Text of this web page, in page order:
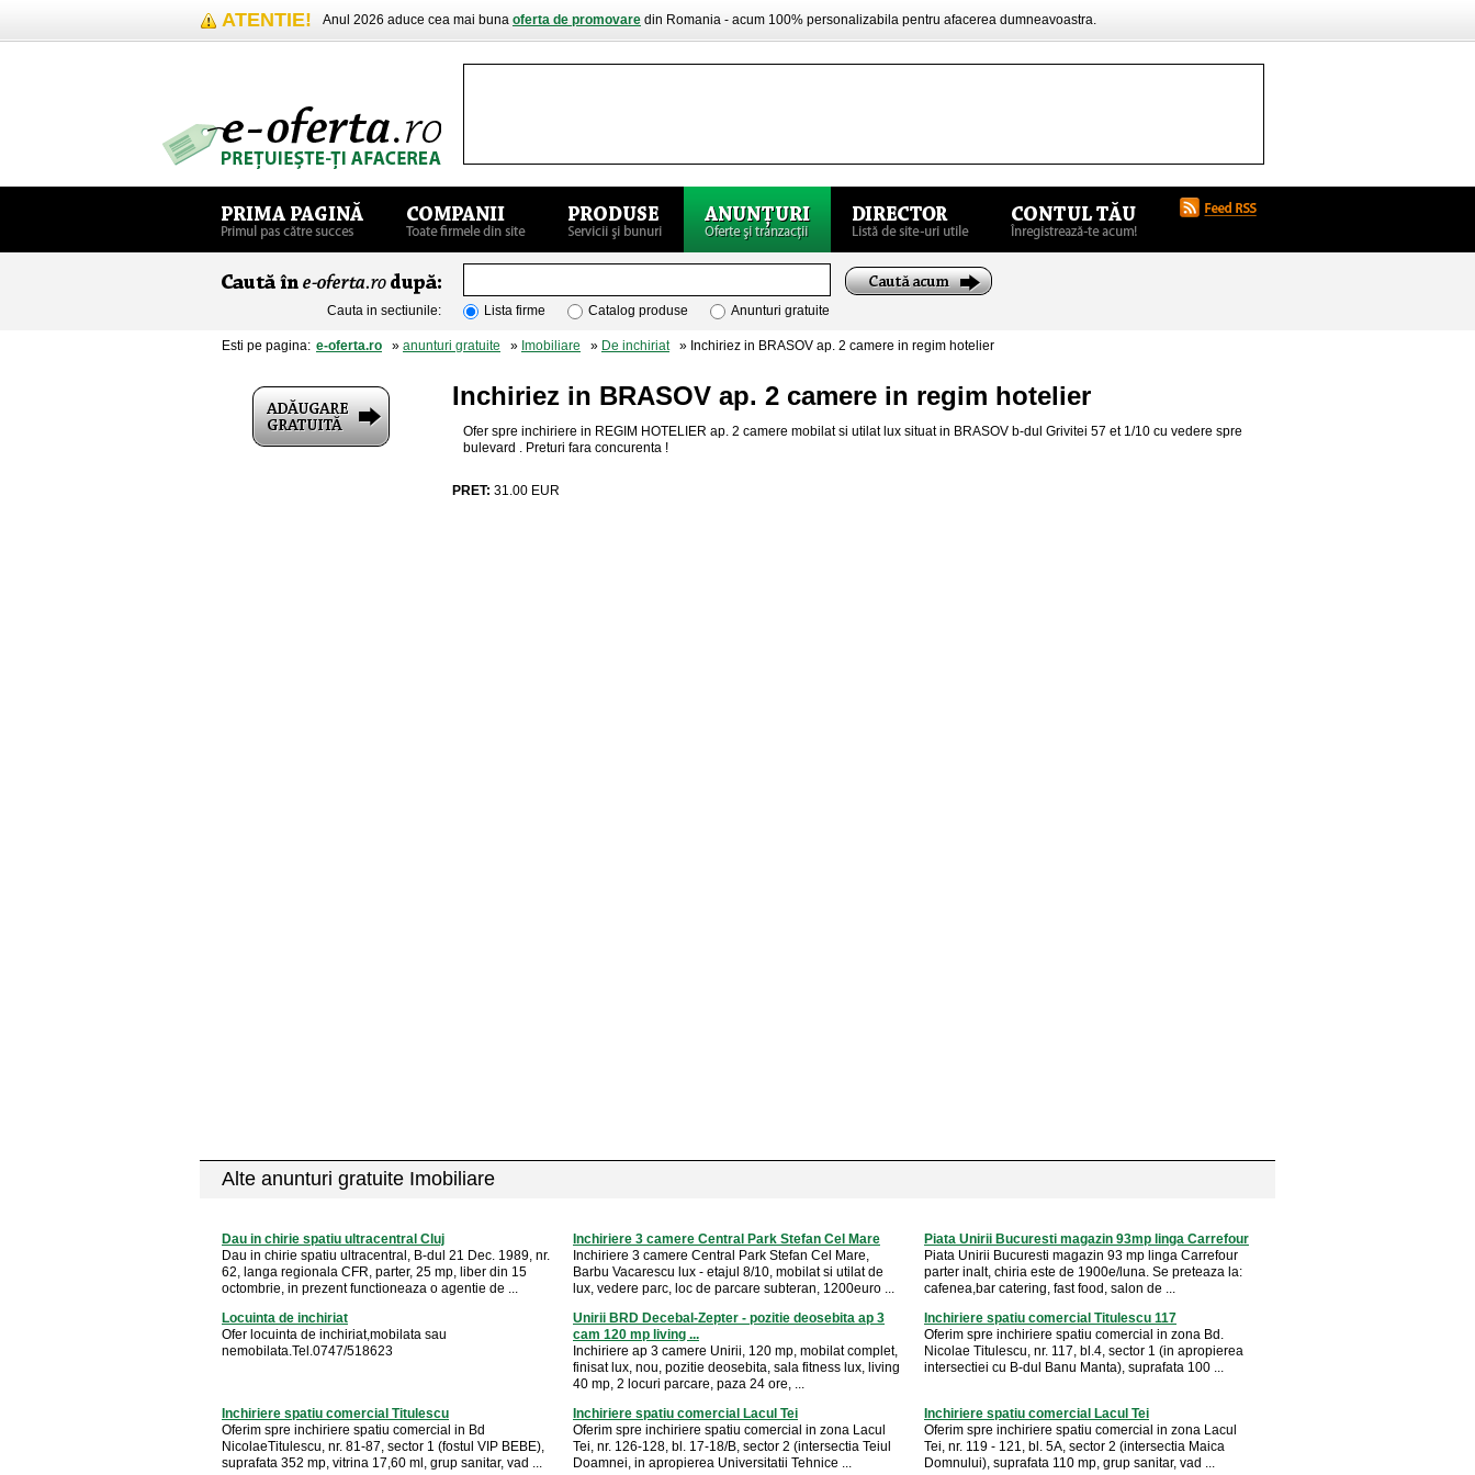
ATENTIE! Anul 2026 aduce cea mai buna oferta de promovare din Romania - acum 100% personalizabila pentru afacerea dumneavoastra.
Cauta in sectiunile: Lista firme Catalog produse Anunturi gratuite
Esti pe pagina: e-oferta.ro » anunturi gratuite » Imobiliare » De inchiriat» Inchiriez in BRASOV ap. 2 camere in regim hotelier
Inchiriez in BRASOV ap. 2 camere in regim hotelier
Ofer spre inchiriere in REGIM HOTELIER ap. 2 camere mobilat si utilat lux situat in BRASOV b-dul Grivitei 57 et 1/10 cu vedere spre
bulevard . Preturi fara concurenta !
PRET: 31.00 EUR
Alte anunturi gratuite Imobiliare
Dau in chirie spatiu ultracentral Cluj
Dau in chirie spatiu ultracentral, B-dul 21 Dec. 1989, nr.
62, langa regionala CFR, parter, 25 mp, liber din 15
octombrie, in prezent functioneaza o agentie de ...
Inchiriere 3 camere Central Park Stefan Cel Mare
Inchiriere 3 camere Central Park Stefan Cel Mare,
Barbu Vacarescu lux - etajul 8/10, mobilat si utilat de
lux, vedere parc, loc de parcare subteran, 1200euro ...
Piata Unirii Bucuresti magazin 93mp linga Carrefour
Piata Unirii Bucuresti magazin 93 mp linga Carrefour
parter inalt, chiria este de 1900e/luna. Se preteaza la:
cafenea,bar catering, fast food, salon de ...
Locuinta de inchiriat
Ofer locuinta de inchiriat,mobilata sau
nemobilata.Tel.0747/518623
Unirii BRD Decebal-Zepter - pozitie deosebita ap 3
cam 120 mp living ...
Inchiriere ap 3 camere Unirii, 120 mp, mobilat complet,
finisat lux, nou, pozitie deosebita, sala fitness lux, living
40 mp, 2 locuri parcare, paza 24 ore, ...
Inchiriere spatiu comercial Titulescu 117
Oferim spre inchiriere spatiu comercial in zona Bd.
Nicolae Titulescu, nr. 117, bl.4, sector 1 (in apropierea
intersectiei cu B-dul Banu Manta), suprafata 100 ...
Inchiriere spatiu comercial Titulescu
Oferim spre inchiriere spatiu comercial in Bd
NicolaeTitulescu, nr. 81-87, sector 1 (fostul VIP BEBE),
suprafata 352 mp, vitrina 17,60 ml, grup sanitar, vad ...
Inchiriere spatiu comercial Lacul Tei
Oferim spre inchiriere spatiu comercial in zona Lacul
Tei, nr. 126-128, bl. 17-18/B, sector 2 (intersectia Teiul
Doamnei, in apropierea Universitatii Tehnice ...
Inchiriere spatiu comercial Lacul Tei
Oferim spre inchiriere spatiu comercial in zona Lacul
Tei, nr. 119 - 121, bl. 5A, sector 2 (intersectia Maica
Domnului), suprafata 110 mp, grup sanitar, vad ...